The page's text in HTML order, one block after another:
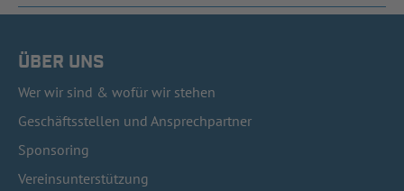
ÜBER UNS
Wer wir sind & wofür wir stehen
Geschäftsstellen und Ansprechpartner
Sponsoring
Vereinsunterstützung